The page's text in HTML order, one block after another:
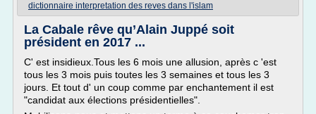
dictionnaire interpretation des reves dans l'islam
La Cabale rêve qu’Alain Juppé soit
président en 2017 ...
C' est insidieux.Tous les 6 mois une allusion, après c 'est
tous les 3 mois puis toutes les 3 semaines et tous les 3
jours. Et tout d' un coup comme par enchantement il est
"candidat aux élections présidentielles".